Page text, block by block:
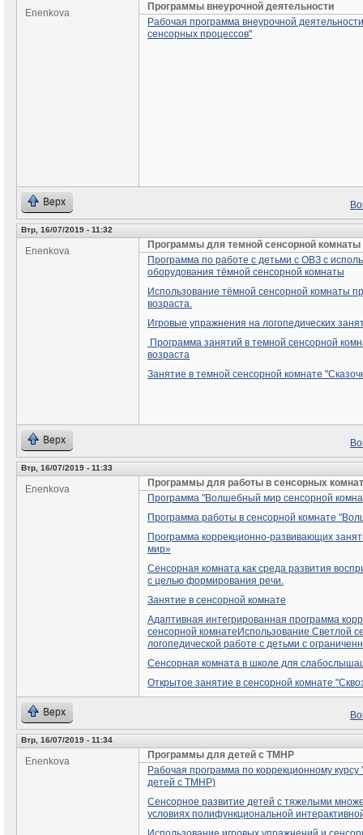
Enenkova
Программы внеурочной деятельности
Рабочая программа внеурочной
сенсорных процессов"
Верх
Втр, 16/07/2019 - 11:32
Enenkova
Программы для темной сенсорной комнаты
Программа по работе с детьми с ОВЗ с
оборудования тёмной сенсорной комнаты
Использование тёмной сенсорной комнаты
возраста.
Игровые упражнения на логопедических
Программа занятий в темной сенсорной
возраста
Занятие в темной сенсорной комнате
Верх
Втр, 16/07/2019 - 11:33
Enenkova
Программы для работы в сенсорных
Программа "Волшебный мир сенсорной
Программа работы в сенсорной комнате
Программа коррекционно-развивающих
мир»
Сенсорная комната как среда развития
с целью формирования речи.
Занятие в сенсорной комнате
Адаптивная интегрированная программа
сенсорной комнате Использование Светлой
логопедической работе с детьми с
Сенсорная комната в школе для
Открытое занятие в сенсорной комнате
Верх
Втр, 16/07/2019 - 11:34
Enenkova
Программы для детей с ТМНР
Рабочая программа по коррекционному
детей с ТМНР)
Сенсорное развитие детей с тяжелыми
условиях полифункциональной